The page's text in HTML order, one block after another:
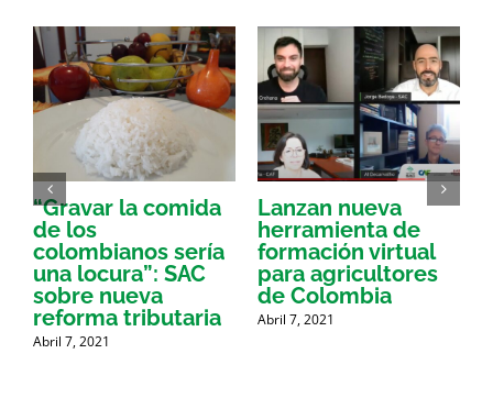
“Gravar la comida
de los
colombianos sería
una locura”: SAC
sobre nueva
reforma tributaria
Abril 7, 2021
Lanzan nueva
herramienta de
formación virtual
para agricultores
de Colombia
Abril 7, 2021